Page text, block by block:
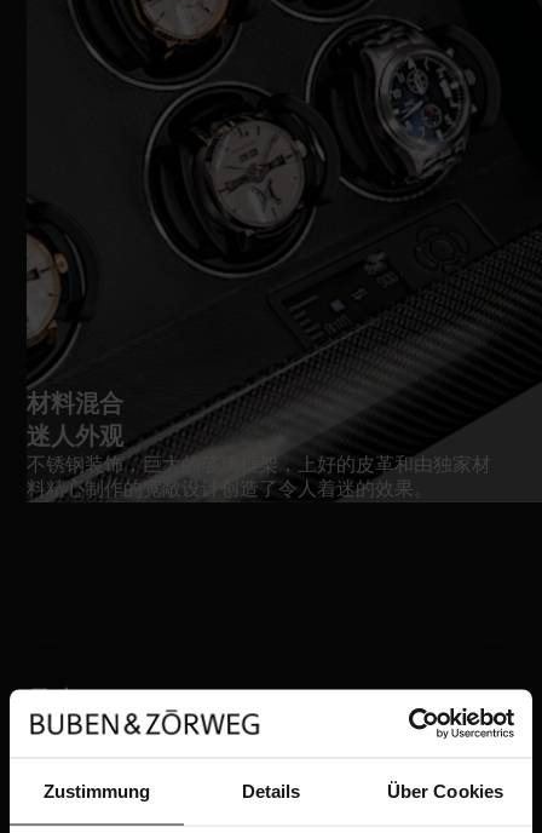
Zustimmung Details Über Cookies
材料混合
迷人外观
不锈钢装饰，巨大的玻璃框架，上好的皮革和由独家材
料精心制作的宽敞设计创造了令人着迷的效果。
尺寸
革命8